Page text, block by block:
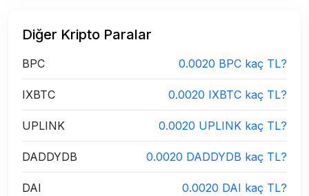
Diğer Kripto Paralar
BPC 0.0020 BPC kaç TL?
IXBTC 0.0020 IXBTC kaç TL?
UPLINK 0.0020 UPLINK kaç TL?
DADDYDB 0.0020 DADDYDB kaç TL?
DAI 0.0020 DAI kaç TL?